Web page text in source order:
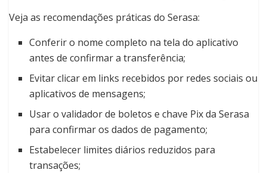
Veja as recomendações práticas do Serasa:
Conferir o nome completo na tela do aplicativo
antes de confirmar a transferência;
Evitar clicar em links recebidos por redes sociais ou
aplicativos de mensagens;
Usar o validador de boletos e chave Pix da Serasa
para confirmar os dados de pagamento;
Estabelecer limites diários reduzidos para
transações;